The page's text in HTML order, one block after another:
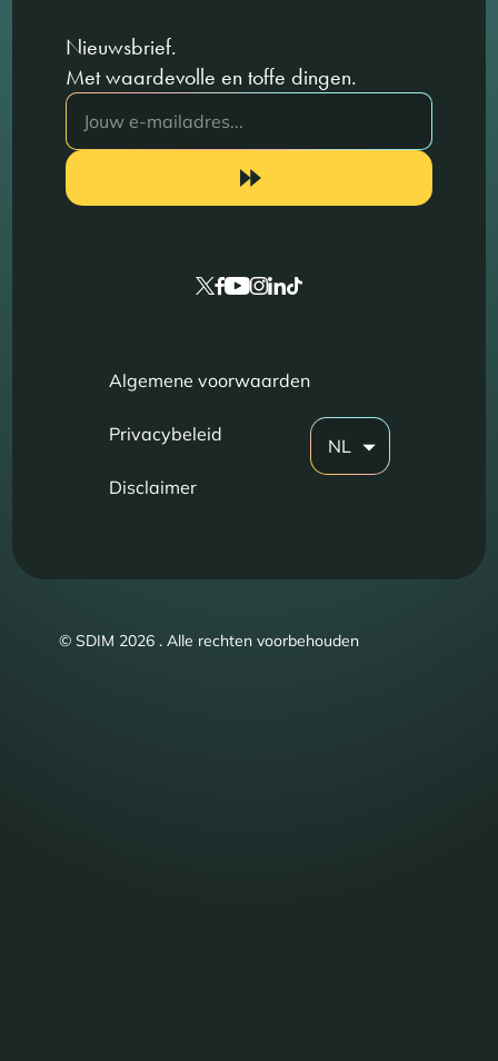
Nieuwsbrief.
Met waardevolle en toffe dingen.
Algemene voorwaarden
Privacybeleid
Disclaimer
NL
© SDIM 2026 . Alle rechten voorbehouden